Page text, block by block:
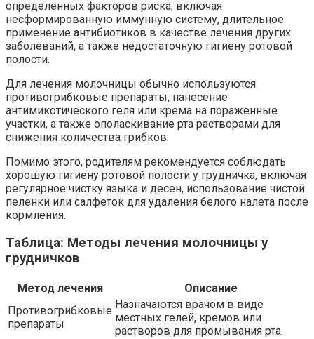
определенных факторов риска, включая
несформированную иммунную систему, длительное
применение антибиотиков в качестве лечения других
заболеваний, а также недостаточную гигиену ротовой
полости.
Для лечения молочницы обычно используются
противогрибковые препараты, нанесение
антимикотического геля или крема на пораженные
участки, а также ополаскивание рта растворами для
снижения количества грибков.
Помимо этого, родителям рекомендуется соблюдать
хорошую гигиену ротовой полости у грудничка, включая
регулярное чистку языка и десен, использование чистой
пеленки или салфеток для удаления белого налета после
кормления.
Таблица: Методы лечения молочницы у
грудничков
Метод лечения
Описание
Противогрибковые
препараты
Назначаются врачом в виде
местных гелей, кремов или
растворов для промывания рта.